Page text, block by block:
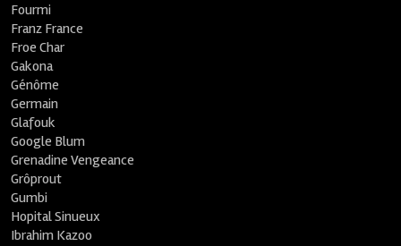
Fourmi
Franz France
Froe Char
Gakona
Génôme
Germain
Glafouk
Google Blum
Grenadine Vengeance
Grôprout
Gumbi
Hopital Sinueux
Ibrahim Kazoo